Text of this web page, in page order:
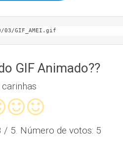
GIF_AMEI.gif
GIF Animado??
/ 5. Número de votos: 5